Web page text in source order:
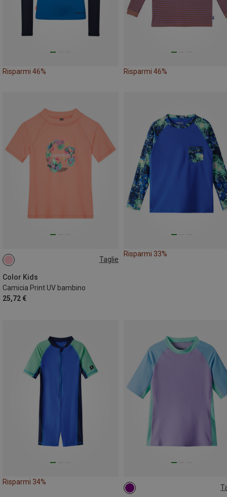
Risparmi 46% Risparmi 46%
Taglie
Color Kids
Camicia Print UV bambino
25,72 €
98
Risparmi 33%
Risparmi 34%
104